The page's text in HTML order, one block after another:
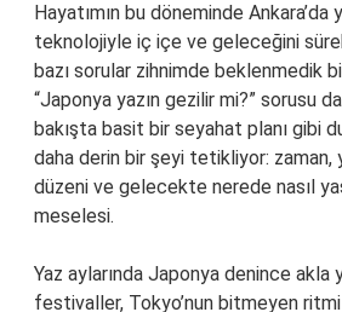
Hayatımın bu döneminde Ankara’da
teknolojiyle iç içe ve geleceğini
bazı sorular zihnimde beklenmedik
“Japonya yazın gezilir mi?” sorusu
bakışta basit bir seyahat planı gibi
daha derin bir şeyi tetikliyor: zaman,
düzeni ve gelecekte nerede nasıl
meselesi.
Yaz aylarında Japonya denince akla
festivaller, Tokyo’nun bitmeyen ritmi